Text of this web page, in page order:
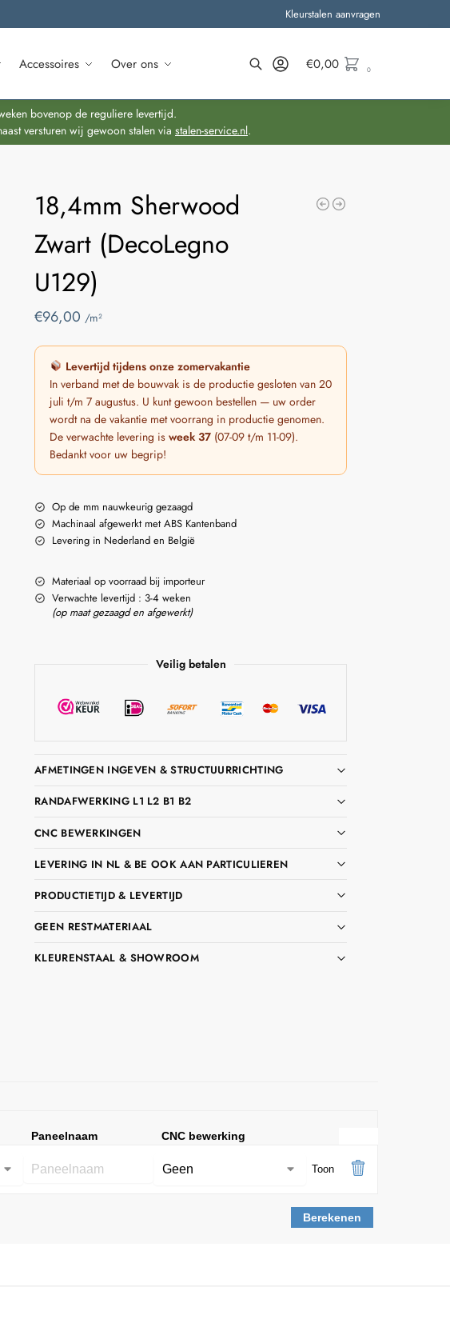
Kleurstalen aanvragen
Accessoires Over ons €0,00 0
bovenop de reguliere levertijd.
versturen wij gewoon stalen via stalen-service.nl.
18,4mm Sherwood
Zwart (DecoLegno
U129)
€96,00 /m²
Levertijd tijdens onze zomervakantie
In verband met de bouwvak is de productie gesloten van 20
juli t/m 7 augustus. U kunt gewoon bestellen — uw order
wordt na de vakantie met voorrang in productie genomen.
De verwachte levering isweek 37 (07-09 t/m 11-09).
Bedankt voor uw begrip!
Op de mm nauwkeurig gezaagd
Machinaal afgewerkt met ABS Kantenband
Levering in Nederland en België
Materiaal op voorraad bij importeur
Verwachte levertijd : 3-4 weken
(op maat gezaagd en afgewerkt)
Veilig betalen
AFMETINGEN INGEVEN & STRUCTUURRICHTING
RANDAFWERKING L1 L2 B1 B2
CNC BEWERKINGEN
LEVERING IN NL & BE OOK AAN PARTICULIEREN
PRODUCTIETIJD & LEVERTIJD
GEEN RESTMATERIAAL
KLEURENSTAAL & SHOWROOM
Paneelnaam CNC bewerking
Toon
Berekenen